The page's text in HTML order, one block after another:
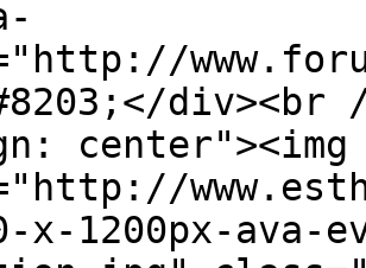
center"><img
x-1200px-